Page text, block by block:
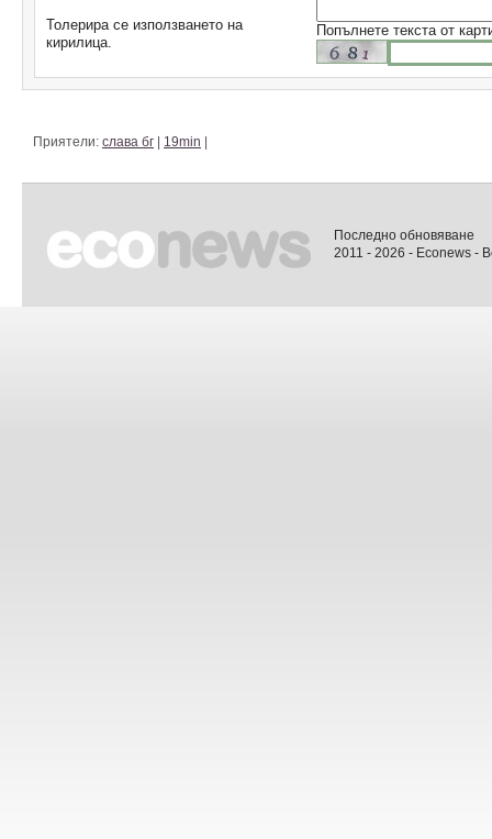
Толерира се използването на
кирилица.
Попълнете текста от
Приятели: слава бг 19min
Последно обновяване
2011 - 2026 - Econews -